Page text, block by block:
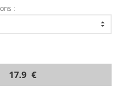
:
17.9 €